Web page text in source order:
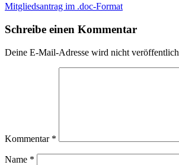
Mitgliedsantrag im .doc-Format
Schreibe einen Kommentar
Deine E-Mail-Adresse wird nicht
Kommentar *
Name *